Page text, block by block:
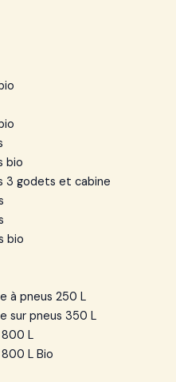
bio
3 godets et cabine
bio
à pneus 250 L
sur pneus 350 L
L
L Bio